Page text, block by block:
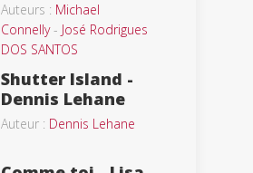
Auteurs : Michael
Connelly- José Rodrigues
DOS SANTOS
Shutter Island -
Dennis Lehane
Auteur : Dennis Lehane